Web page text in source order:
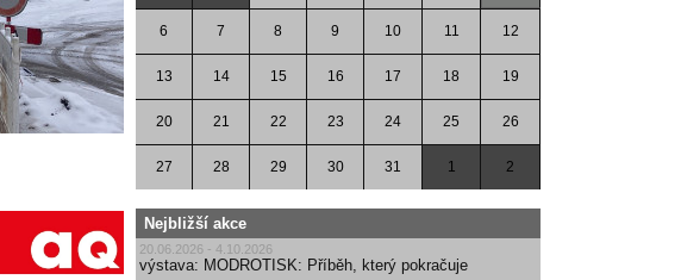
6 7 8 9 10 11 12
13 14 15 16 17 18 19
20 21 22 23 24 25 26
27 28 29 30 31 1 2
Nejbližší akce
20.06.2026 - 4.10.2026
výstava: MODROTISK: Příběh, který pokračuje